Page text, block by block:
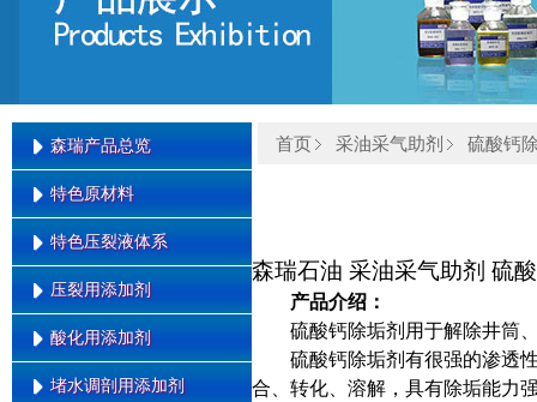
森瑞产品总览
森瑞产品总览
特色原材料
氟碳表面活性剂
环氧丙基铵
特色压裂液体系
可回收线性胶压裂液
线性胶压裂液
压裂用添加剂
超低浓度胍胶交联剂
高温有机硼交联剂
酸化用添加剂
酸化用破乳助排剂
堵水调剖用添加剂
首页 采油采气助剂 硫酸钙
森瑞石油 采油采气助剂 硫
产品介绍：
硫酸钙除垢剂用于解除井筒
硫酸钙除垢剂 有很强的渗透
合、转化、溶解，具有除垢能力